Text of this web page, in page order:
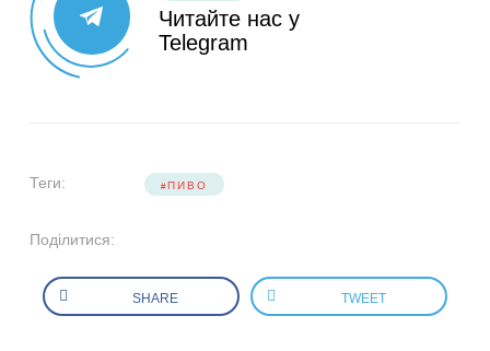
Читайте нас у
Telegram
Теги: ПИВО
Поділитися:
SHARE TWEET